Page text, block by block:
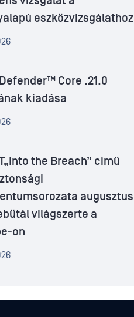
eszközvizsgálathoz
Core .21.0
kiadása
the Breach” című
augusztus
világszerte a
on